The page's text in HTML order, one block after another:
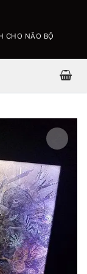
CHO NÃO BỘ
🔍